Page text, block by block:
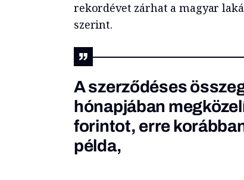
rekordévet zárhat a magyar
szerint.
A szerződéses
hónapjában
forintot, erre
példa,